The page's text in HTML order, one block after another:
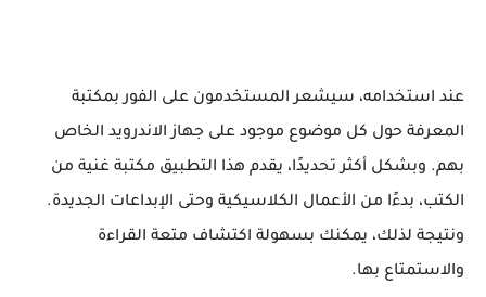
عند استخدامه، سيشعر المستخدمون على الفور بمكتبة
المعرفة حول كل موضوع موجود على جهاز الاندرويد الخاص
بهم. وبشكل أكثر تحديدًا، يقدم هذا التطبيق مكتبة غنية من
الكتب، بدءًا من الأعمال الكلاسيكية وحتى الإبداعات الجديدة.
ونتيجة لذلك، يمكنك بسهولة اكتشاف متعة القراءة
والاستمتاع بها.